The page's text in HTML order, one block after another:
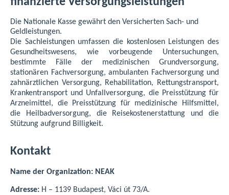
Die Nationale Kasse gewährt den Versicherten Sach- und
Geldleistungen.
Die Sachleistungen umfassen die kostenlosen Leistungen des
Gesundheitswesens, wie vorbeugende Untersuchungen,
bestimmte Fälle der medizinischen Grundversorgung,
stationären Fachversorgung, ambulanten Fachversorgung und
zahnärztlichen Versorgung, Rehabilitation, Rettungstransport,
Krankentransport und Unfallversorgung, die Preisstützung für
Arzneimittel, die Preisstützung für medizinische Hilfsmittel,
die Heilbadversorgung, die Reisekostenerstattung und die
Stützung aufgrund Billigkeit.
Kontakt
Name der Organization: NEAK
Adresse: H – 1139 Budapest, Váci út 73/A.